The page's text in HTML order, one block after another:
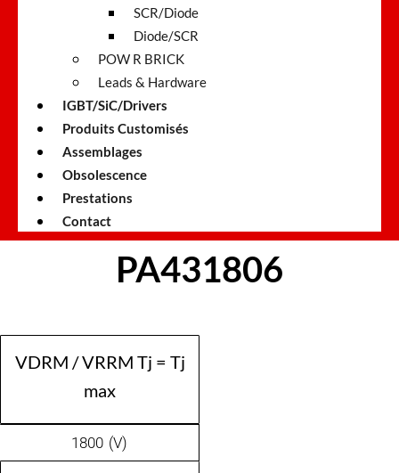
SCR/Diode
Diode/SCR
POW R BRICK
Leads & Hardware
IGBT/SiC/Drivers
Produits Customisés
Assemblages
Obsolescence
Prestations
Contact
PA431806
VDRM / VRRM Tj = Tj
max
1800 (V)